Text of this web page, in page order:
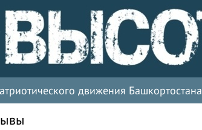
движения Башкортостана